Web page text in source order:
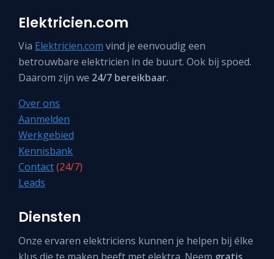
Elektricien.com
Via Elektricien.com vind je eenvoudig een
betrouwbare elektricien in de buurt. Ook bij spoed.
Daarom zijn we 24/7 bereikbaar.
Over ons
Aanmelden
Werkgebied
Kennisbank
Contact(24/7)
Leads
Diensten
Onze ervaren elektriciens kunnen je helpen bij élke
klus die te maken heeft met elektra. Neem gratis